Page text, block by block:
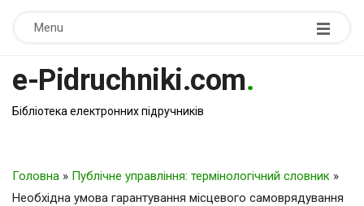
Menu
e-Pidruchniki.com.
Бібліотека електронних підручників
Головна » Публічне управління: термінологічний словник »
Необхідна умова гарантування місцевого самоврядування